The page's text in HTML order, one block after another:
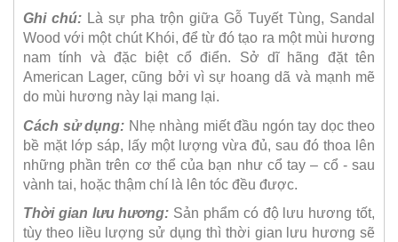
Ghi chú: Là sự pha trộn giữa Gỗ Tuyết Tùng, Sandal
Wood với một chút Khói, để từ đó tạo ra một mùi hương
nam tính và đặc biệt cổ điển. Sở dĩ hãng đặt tên
American Lager, cũng bởi vì sự hoang dã và mạnh mẽ
do mùi hương này lại mang lại.
Cách sử dụng: Nhẹ nhàng miết đầu ngón tay dọc theo
bề mặt lớp sáp, lấy một lượng vừa đủ, sau đó thoa lên
những phần trên cơ thể của bạn như cổ tay – cổ - sau
vành tai, hoặc thậm chí là lên tóc đều được.
Thời gian lưu hương: Sản phẩm có độ lưu hương tốt,
tùy theo liều lượng sử dụng thì thời gian lưu hương sẽ